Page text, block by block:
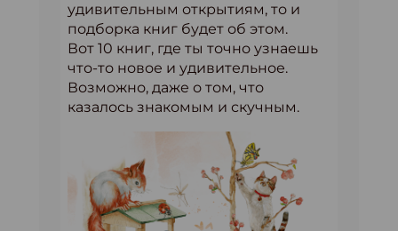
удивительным открытиям, то и
подборка книг будет об этом.
Вот 10 книг, где ты точно узнаешь
что-то новое и удивительное.
Возможно, даже о том, что
казалось знакомым и скучным.